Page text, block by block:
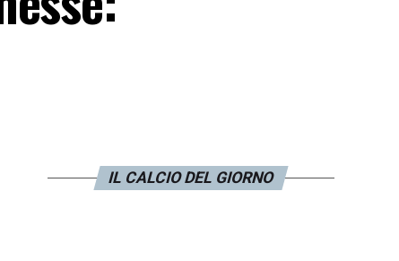
IL CALCIO DEL GIORNO